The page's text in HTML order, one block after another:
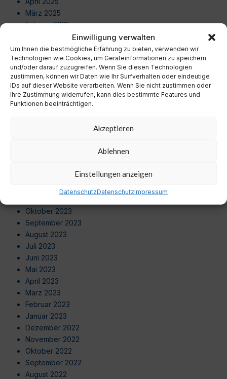
Einwilligung verwalten
Um Ihnen die bestmögliche Erfahrung zu bieten, verwenden wir
Technologien wie Cookies, um Geräteinformationen zu speichern
und/oder darauf zuzugreifen. Wenn Sie diesen Technologien
zustimmen, können wir Daten wie Ihr Surfverhalten oder eindeutige
IDs auf dieser Website verarbeiten. Wenn Sie nicht zustimmen oder
Ihre Zustimmung widerrufen, kann dies bestimmte Features und
Funktionen beeinträchtigen.
Akzeptieren
Ablehnen
Einstellungen anzeigen
DatenschutzDatenschutzImpressum
März 2025
Februar 2025
Dezember 2024
November 2024
Oktober 2024
September 2024
August 2024
Juli 2024
Dezember 2023
Oktober 2023
September 2023
August 2023
Juli 2023
Juni 2023
Mai 2023
April 2023
März 2023
Februar 2023
Januar 2023
Dezember 2022
November 2022
Oktober 2022
September 2022
August 2022